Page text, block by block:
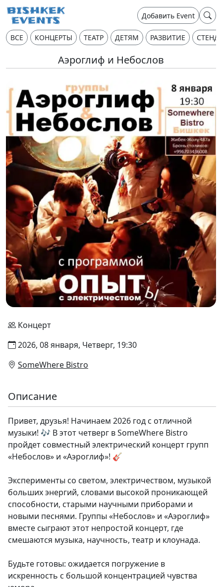
Добавить Event
ВСЕ КОНЦЕРТЫ ТЕАТР ДЕТЯМ РАЗВИТИЕ
Аэроглиф и Небослов
Концерт
2026, 08 января, Четверг, 19:30
SomeWhere Bistro
Описание
Привет, друзья! Начинаем 2026 год с отличной
музыки! 🎶 В этот четверг в SomeWhere Bistro
пройдет совместный электрический концерт групп
«Небослов» и «Аэроглиф»! 🎸
Эксперименты со светом, электричеством, музыкой
больших энергий, словами высокой проникающей
способности, старыми научными приборами и
новыми песнями. Группы «Небослов» и «Аэроглиф»
вместе сыграют этот непростой концерт, где
смешаются музыка, научность, театр и клоунада.
Будьте готовы: ожидается погружение в
искренность с большой концентрацией чувства